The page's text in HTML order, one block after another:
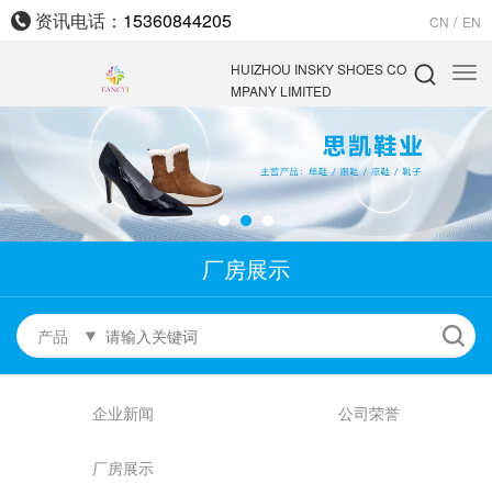
资讯电话： 15360844205 CN / EN
HUIZHOU INSKY SHOES CO
MPANY LIMITED
厂房展示
产品
企业新闻 公司荣誉
厂房展示